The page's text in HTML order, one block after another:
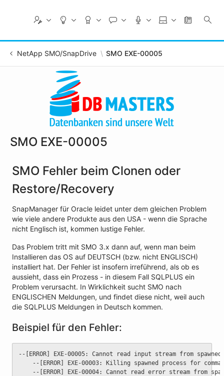
NetApp SMO/SnapDrive SMO EXE-00005
SMO EXE-00005
SMO Fehler beim Clonen oder
Restore/Recovery
SnapManager für Oracle leidet unter dem gleichen Problem
wie viele andere Produkte aus den USA - wenn die Sprache
nicht Englisch ist, kommen lustige Fehler.
Das Problem tritt mit SMO 3.x dann auf, wenn man beim
Installieren das OS auf DEUTSCH (bzw. nicht ENGLISCH)
installiert hat. Der Fehler ist insofern irreführend, als ob es
aussieht, dass ein Prozess - in diesem Fall SQLPLUS ein
Problem verursacht. In Wirklichkeit sucht SMO nach
ENGLISCHEN Meldungen, und findet diese nicht, weil auch
die SQLPLUS Meldungen in Deutsch kommen.
Beispiel für den Fehler:
--[ERROR] EXE-00005: Cannot read input stream from
--[ERROR] EXE-00003: Killing spawned process for
--[ERROR] EXE-00004: Cannot read error stream from